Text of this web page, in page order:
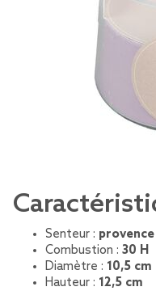
Senteur : provence
Combustion : 30 H
Diamètre : 10,5 cm
Hauteur : 12,5 cm